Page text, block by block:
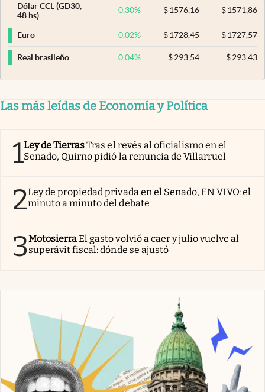
Dólar CCL (GD30,
48 hs)
0,30% $ 1576,16 $1571,86
Euro 0,02% $ 1728,45 $1727,57
Real brasileño 0,04% $ 293,54 $293,43
Las más leídas de Economía y Política
1Ley de TierrasTras el revés al oficialismo en el
Senado, Quirno pidió la renuncia de Villarruel
2Ley de propiedad privada en el Senado, EN VIVO: el
minuto a minuto del debate
3MotosierraEl gasto volvió a caer y julio vuelve al
superávit fiscal: dónde se ajustó